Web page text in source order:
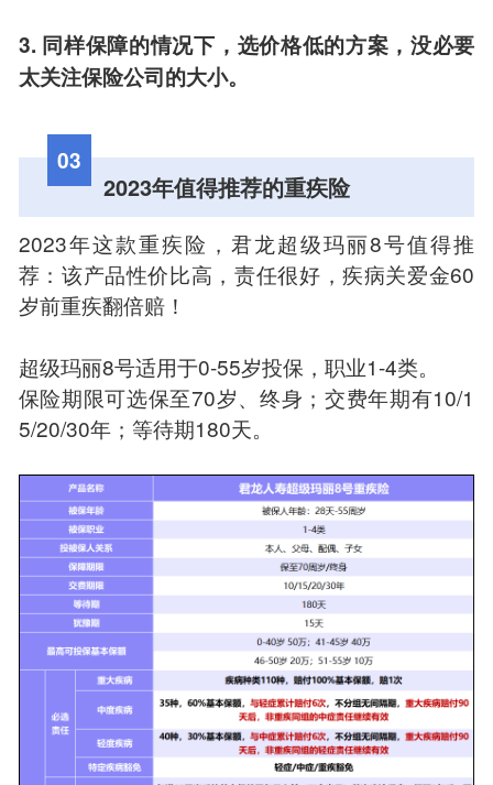
3. 同样保障的情况下，选价格低的方案，没必要
太关注保险公司的大小。
03
2023年值得推荐的重疾险
2023年这款重疾险，君龙超级玛丽8号值得推
荐：该产品性价比高，责任很好，疾病关爱金60
岁前重疾翻倍赔！
超级玛丽8号适用于0-55岁投保，职业1-4类。
保险期限可选保至70岁、终身；交费年期有10/1
5/20/30年；等待期180天。